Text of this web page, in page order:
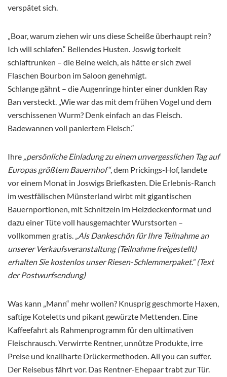
verspätet sich.
„Boar, warum ziehen wir uns diese Scheiße überhaupt rein?
Ich will schlafen.“ Bellendes Husten. Joswig torkelt
schlaftrunken – die Beine weich, als hätte er sich zwei
Flaschen Bourbon im Saloon genehmigt.
Schlange gähnt – die Augenringe hinter einer dunklen Ray
Ban versteckt. „Wie war das mit dem frühen Vogel und dem
verschissenen Wurm? Denk einfach an das Fleisch.
Badewannen voll paniertem Fleisch.“
Ihre „persönliche Einladung zu einem unvergesslichen Tag auf
Europas größtem Bauernhof“, dem Prickings-Hof, landete
vor einem Monat in Joswigs Briefkasten. Die Erlebnis-Ranch
im westfälischen Münsterland wirbt mit gigantischen
Bauernportionen, mit Schnitzeln im Heizdeckenformat und
dazu einer Tüte voll hausgemachter Wurstsorten –
vollkommen gratis. „Als Dankeschön für Ihre Teilnahme an
unserer Verkaufsveranstaltung (Teilnahme freigestellt)
erhalten Sie kostenlos unser Riesen-Schlemmerpaket.“ (Text
der Postwurfsendung)
Was kann „Mann“ mehr wollen? Knusprig geschmorte Haxen,
saftige Koteletts und pikant gewürzte Mettenden. Eine
Kaffeefahrt als Rahmenprogramm für den ultimativen
Fleischrausch. Verwirrte Rentner, unnütze Produkte, irre
Preise und knallharte Drückermethoden. All you can suffer.
Der Reisebus fährt vor. Das Rentner-Ehepaar trabt zur Tür.